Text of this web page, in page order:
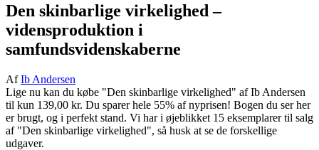
Den skinbarlige virkelighed–
vidensproduktion i
samfundsvidenskaberne
AfIb Andersen
Lige nu kan du købe "Den skinbarlige virkelighed" af Ib Andersen
til kun 139,00 kr. Du sparer hele 55% af nyprisen! Bogen du ser her
er brugt, og i perfekt stand. Vi har i øjeblikket 15 eksemplarer til salg
af "Den skinbarlige virkelighed", så husk at se de forskellige
udgaver.